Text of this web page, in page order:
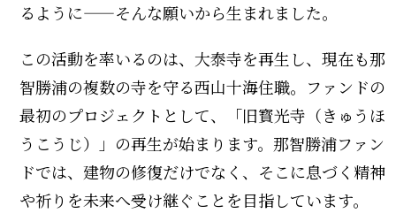
るように——そんな願いから生まれました。
この活動を率いるのは、大泰寺を再生し、現在も那
智勝浦の複数の寺を守る西山十海住職。ファンドの
最初のプロジェクトとして、「旧寳光寺（きゅうほ
うこうじ）」の再生が始まります。那智勝浦ファン
ドでは、建物の修復だけでなく、そこに息づく精神
や祈りを未来へ受け継ぐことを目指しています。